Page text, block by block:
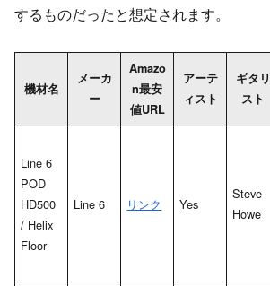
するものだったと想定されます。
機材名
メーカ
ー
Amazo
n最安
値URL
アーテ
ィスト
ギタリ
スト
Line 6
POD
HD500
/ Helix
Floor
Line 6 リンク Yes
Steve
Howe